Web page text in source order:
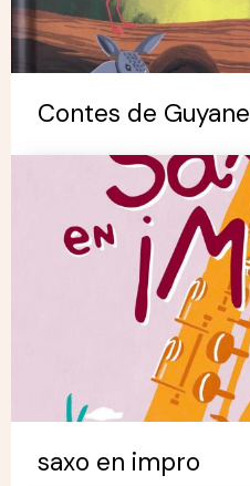
Contes de Guyane
saxo en impro